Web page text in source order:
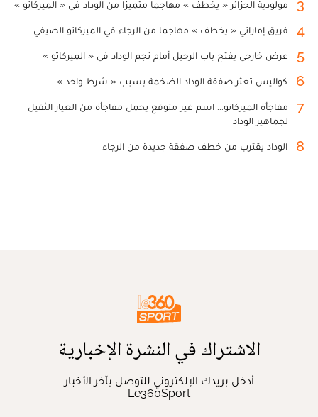
3 مولودية الجزائر « يخطف » مهاجما متميزا من الوداد في « الميركاتو »
4 فريق إماراتي « يخطف » مهاجما من الرجاء في الميركاتو الصيفي
5 عرض خارجي يفتح باب الرحيل أمام نجم الوداد في « الميركاتو »
6 كواليس تعثر صفقة الوداد الضخمة بسبب « شرط واحد »
7
مفاجأة الميركاتو... اسم غير متوقع يحمل مفاجأة من العيار الثقيل
لجماهير الوداد
8 الوداد يقترب من خطف صفقة جديدة من الرجاء
الاشتراك في النشرة الإخبارية
أدخل بريدك الإلكتروني للتوصل بآخر الأخبار
Le360Sport